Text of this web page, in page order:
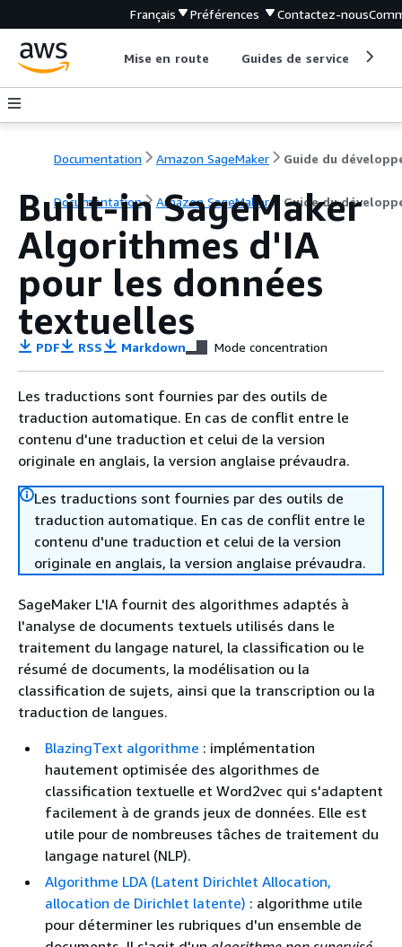
Français Préférences Contactez-nous
Mise en route Guides de service
Documentation Amazon SageMaker Guide du
Documentation Amazon SageMaker Guide du
Built-in SageMaker
Algorithmes d'IA
pour les données
textuelles
PDF RSS Markdown Mode concentration
Les traductions sont fournies par des outils de
traduction automatique. En cas de conflit entre le
contenu d'une traduction et celui de la version
originale en anglais, la version anglaise prévaudra.
Les traductions sont fournies par des outils de
traduction automatique. En cas de conflit entre le
contenu d'une traduction et celui de la version
originale en anglais, la version anglaise prévaudra.
SageMaker L'IA fournit des algorithmes adaptés à
l'analyse de documents textuels utilisés dans le
traitement du langage naturel, la classification ou le
résumé de documents, la modélisation ou la
classification de sujets, ainsi que la transcription ou la
traduction de langues.
BlazingText algorithme : implémentation
hautement optimisée des algorithmes de
classification textuelle et Word2vec qui s'adaptent
facilement à de grands jeux de données. Elle est
utile pour de nombreuses tâches de traitement du
langage naturel (NLP).
Algorithme LDA (Latent Dirichlet Allocation,
allocation de Dirichlet latente) : algorithme utile
pour déterminer les rubriques d'un ensemble de